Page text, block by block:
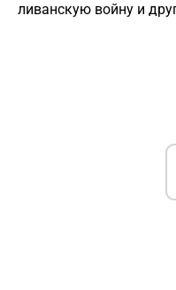
ливанскую войну и